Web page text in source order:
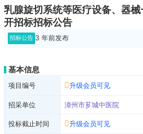
乳腺旋切系统等医疗设备、器
开招标招标公告
招标公告 3 年前发布
基本信息
项目编号 升级会员可见
招采单位 漳州市芗城中医院
投标截止时间 升级会员可见